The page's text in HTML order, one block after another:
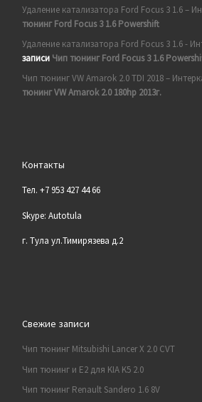
Удаление катализатора Ford Focus 3 1.6 –
тюнинг Ford Focus 3 1.6 Powershift
Удаление катализатора Ford Focus 3 1.6 -
записи Чип тюнинг Ford Focus 3 1.6
Чип тюнинг VW Amarok 2.0 TDI 2018 –
тюнинг VW Amarok 2.0 180hp 2013г.
Контакты
Тел. +7 953 427 44 66
Skype: Autotula
г. Тула ул.Тимирязева д.2
Свежие записи
Чип тюнинг Mitsubishi Lancer X 2.0 CVT
Чип тюнинг и E2 для KIA K5 2.0
Чип тюнинг Renault Sandero 1.6 8V